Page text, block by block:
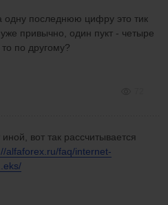
последнюю цифру это тик
привычно, один пукт - четыре
по другому?
вот так рассчитывается
alfaforex.ru/faq/internet-